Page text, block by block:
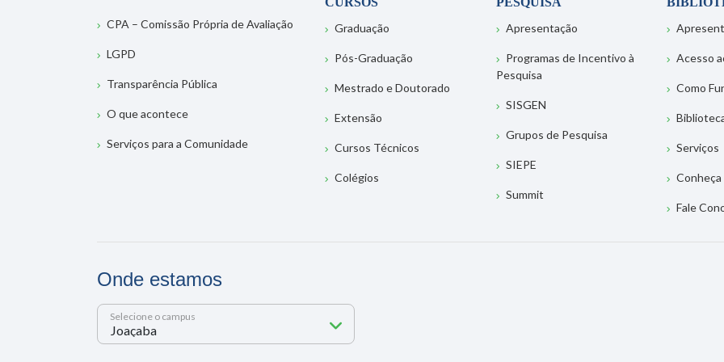
CPA – Comissão Própria de Avaliação
LGPD
Transparência Pública
O que acontece
Serviços para a Comunidade
Graduação
Pós-Graduação
Mestrado e Doutorado
Extensão
Cursos Técnicos
Colégios
Apresentação
Programas de Incentivo à
Pesquisa
SISGEN
Grupos de Pesquisa
SIEPE
Summit
Acesso
Como
Serviços
Fale
Onde estamos
Selecione o campus